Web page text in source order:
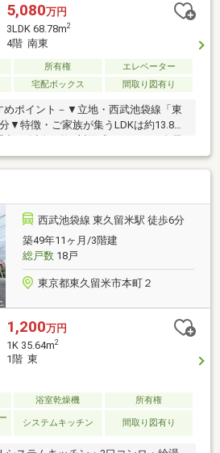
5,080万円
3LDK 68.78m2
4階 南東
所有権
エレベーター
宅配ボックス 間取り図有り
めポイント－▼立地・西武池袋線「東
▼特徴・ご家族が集うLDKは約13.8帖
スを確保・LDと和室に面したバルコニ
荷物を受け取れる宅配ボックス有▼設
ク・エレベーター▼周辺環境・
米店 徒歩1分(約70m)・ウエルシア東久
2分(約120m)・ファミリーマート東久
徒歩4分(約250m)■ ご希望の住まい
します ━━━━━・・・物件の詳細・
お問い合わせください。
西武池袋線 東久留米駅 徒歩6分
築49年11ヶ月/3階建
総戸数18戸
東京都東久留米市本町２
1,200万円
1K 35.64m2
1階 東
浴室乾燥機
所有権
システムキッチン 間取り図有り